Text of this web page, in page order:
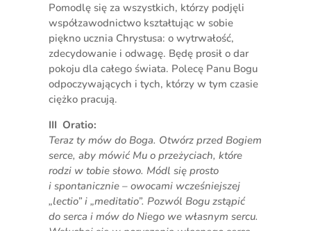
Pomodlę się za wszystkich, którzy podjęli
współzawodnictwo kształtując w sobie
piękno ucznia Chrystusa: o wytrwałość,
zdecydowanie i odwagę. Będę prosił o dar
pokoju dla całego świata. Polecę Panu Bogu
odpoczywających i tych, którzy w tym czasie
ciężko pracują.
III Oratio:
Teraz ty mów do Boga. Otwórz przed Bogiem
serce, aby mówić Mu o przeżyciach, które
rodzi w tobie słowo. Módl się prosto
i spontanicznie – owocami wcześniejszej
„lectio” i „meditatio”. Pozwól Bogu zstąpić
do serca i mów do Niego we własnym sercu.